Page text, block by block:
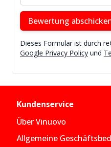
Bewertung
Dieses Formular ist durch
Google Privacy Policy und
Kundenservice
Über Vinuovo
Allgemeine